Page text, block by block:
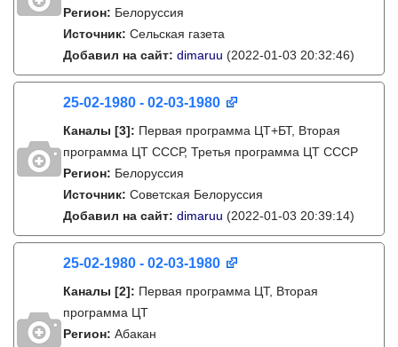
Регион: Белоруссия
Источник: Сельская газета
Добавил на сайт: dimaruu (2022-01-03 20:32:46)
25-02-1980 - 02-03-1980
Каналы [3]: Первая программа ЦТ+БТ, Вторая
программа ЦТ ССCР, Третья программа ЦТ ССCР
Регион: Белоруссия
Источник: Советская Белоруссия
Добавил на сайт: dimaruu (2022-01-03 20:39:14)
25-02-1980 - 02-03-1980
Каналы [2]: Первая программа ЦТ, Вторая
программа ЦТ
Регион: Абакан